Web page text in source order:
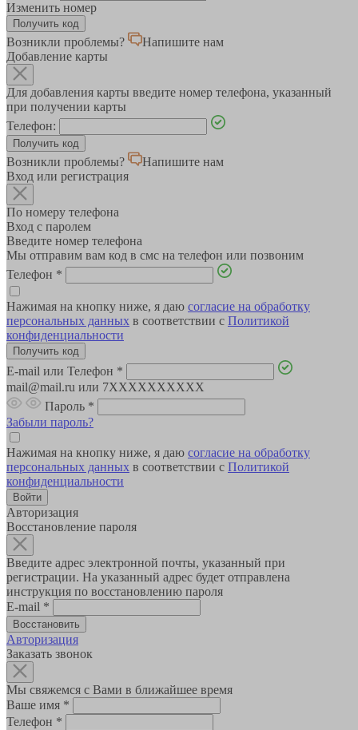
Изменить номер
Возникли проблемы?
Напишите нам
Добавление карты
Для добавления карты введите номер телефона, указанный
при получении карты
Телефон:
Возникли проблемы?
Напишите нам
Вход или регистрация
По номеру телефона
Вход с паролем
Введите номер телефона
Мы отправим вам код в смс на телефон или позвоним
Телефон *
Нажимая на кнопку ниже, я даю согласие на обработку
персональных данных в соответствии с Политикой
конфиденциальности
E-mail или Телефон *
mail@mail.ru или 7XXXXXXXXXX
Пароль *
Забыли пароль?
Нажимая на кнопку ниже, я даю согласие на обработку
персональных данных в соответствии с Политикой
конфиденциальности
Авторизация
Восстановление пароля
Введите адрес электронной почты, указанный при
регистрации. На указанный адрес будет отправлена
инструкция по восстановлению пароля
E-mail *
Авторизация
Заказать звонок
Мы свяжемся с Вами в ближайшее время
Ваше имя *
Телефон *